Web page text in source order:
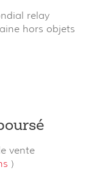
relay
hors objets
vente
)